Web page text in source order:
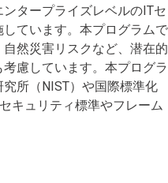
タープライズレベルのITセ
ています。本プログラムで
然災害リスクなど、潜在的
慮しています。本プログラ
所（NIST）や国際標準化
キュリティ標準やフレーム